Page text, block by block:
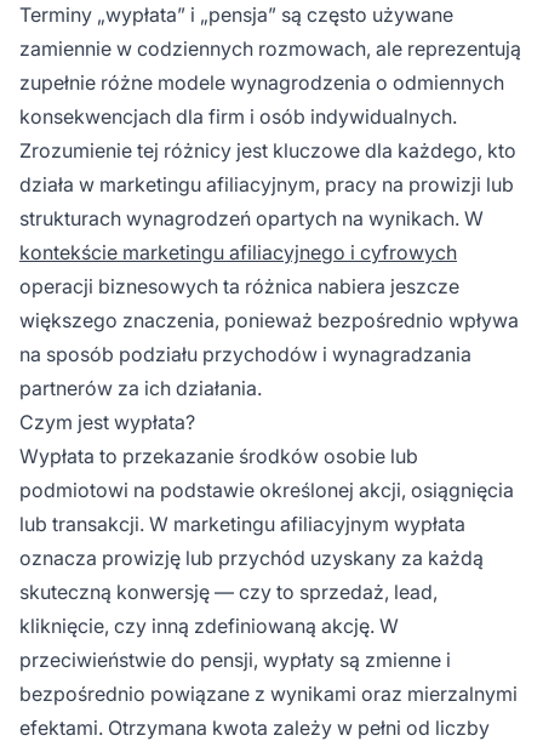
Terminy „wypłata” i „pensja” są często używane
zamiennie w codziennych rozmowach, ale reprezentują
zupełnie różne modele wynagrodzenia o odmiennych
konsekwencjach dla firm i osób indywidualnych.
Zrozumienie tej różnicy jest kluczowe dla każdego, kto
działa w marketingu afiliacyjnym, pracy na prowizji lub
strukturach wynagrodzeń opartych na wynikach. W
kontekście marketingu afiliacyjnego i cyfrowych
operacji biznesowych ta różnica nabiera jeszcze
większego znaczenia, ponieważ bezpośrednio wpływa
na sposób podziału przychodów i wynagradzania
partnerów za ich działania.
Czym jest wypłata?
Wypłata to przekazanie środków osobie lub
podmiotowi na podstawie określonej akcji, osiągnięcia
lub transakcji. W marketingu afiliacyjnym wypłata
oznacza prowizję lub przychód uzyskany za każdą
skuteczną konwersję — czy to sprzedaż, lead,
kliknięcie, czy inną zdefiniowaną akcję. W
przeciwieństwie do pensji, wypłaty są zmienne i
bezpośrednio powiązane z wynikami oraz mierzalnymi
efektami. Otrzymana kwota zależy w pełni od liczby